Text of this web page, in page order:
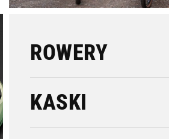
ROWERY
KASKI